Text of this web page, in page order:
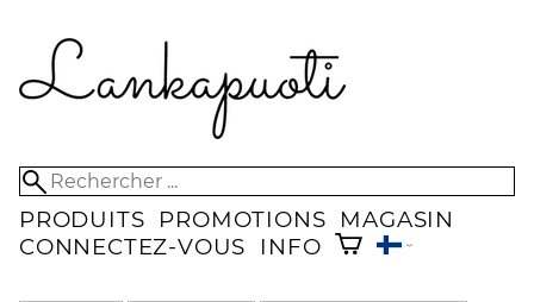
PRODUITS PROMOTIONS
MAGASIN
CONNECTEZ-VOUS
INFO